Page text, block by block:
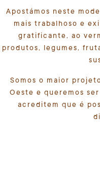
Apostámos neste
mais trabalhoso e
gratificante, ao
produtos, legumes,
Somos o maior
Oeste e queremos
acreditem que é